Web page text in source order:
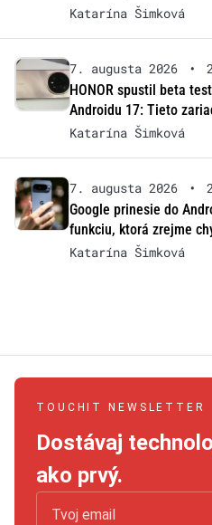
Katarína Šimková
7. augusta 2026 •
HONOR spustil beta
Androidu 17: Tieto
Katarína Šimková
7. augusta 2026 •
Google prinesie do
funkciu, ktorá zrejme
Katarína Šimková
TOUCHIT NEWSLETTER
Dostávaj
ako prvý.